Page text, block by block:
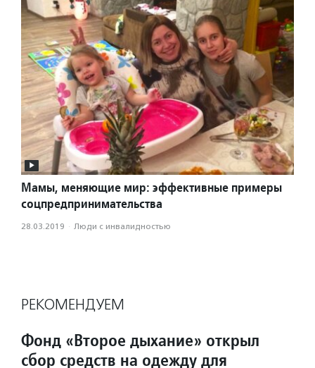
Мамы, меняющие мир: эффективные примеры
соцпредпринимательства
28.03.2019 · Люди с инвалидностью
РЕКОМЕНДУЕМ
Фонд «Второе дыхание» открыл
сбор средств на одежду для